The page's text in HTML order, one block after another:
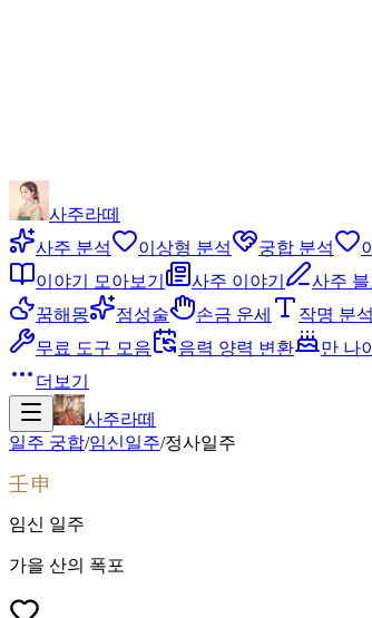
사주라떼
사주 분석
이상형 분석 궁합 분석
이야기 모아보기
사주 이야기 사주
꿈해몽
점성술 손금 운세 작명 분석
무료 도구 모음
음력 양력 변환 만 나
더보기
사주라떼
일주 궁합/임신일주/정사일주
壬申
임신 일주
가을 산의 폭포